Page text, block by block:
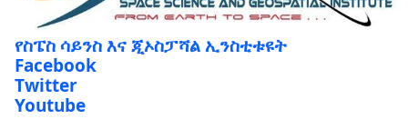
የስፔስ ሳይንስ እና ጂኦስፓሻል ኢንስቲቱዩት
Facebook
Twitter
Youtube